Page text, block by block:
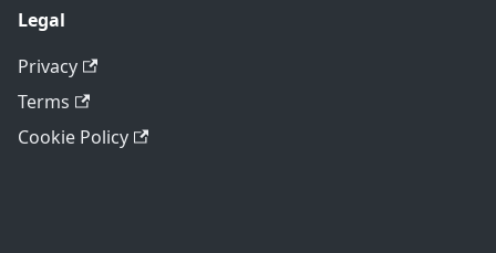
Legal
Privacy
Terms
Cookie Policy